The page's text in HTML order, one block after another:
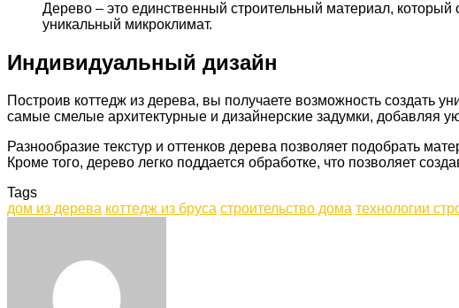
Дерево – это единственный строительный материал,
уникальный микроклимат.
Индивидуальный дизайн
Построив коттедж из дерева, вы получаете возможность создать
самые смелые архитектурные и дизайнерские задумки, добавляя
Разнообразие текстур и оттенков дерева позволяет подобрать
Кроме того, дерево легко поддается обработке, что позволяет
Tags
дом из дерева коттедж из бруса строительство дома технологии